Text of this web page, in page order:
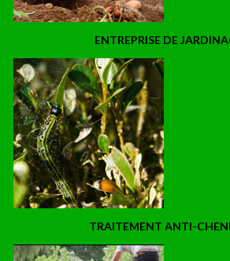
ENTREPRISE DE
TRAITEMENT ANTI-